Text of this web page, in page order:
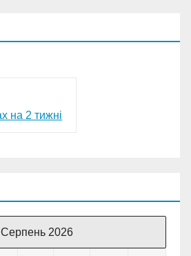
Серпень 2026